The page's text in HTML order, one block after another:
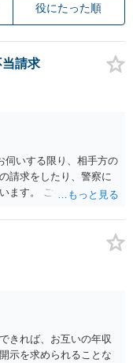
役にたった順
請求
伺いする限り、相手方の
請求をしたり、警察に
ます。 ご参考になれば
きれば、お互いの年収
示を求められることな